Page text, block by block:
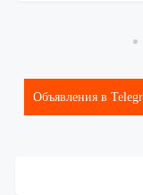
Объявления в